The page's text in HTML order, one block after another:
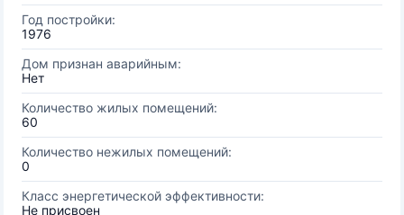
Год постройки:
1976
Дом признан аварийным:
Нет
Количество жилых помещений:
60
Количество нежилых помещений:
0
Класс энергетической эффективности:
Не присвоен